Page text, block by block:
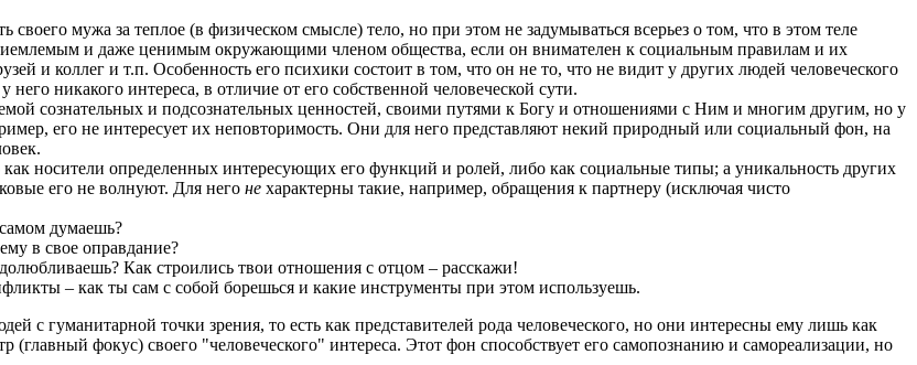
мужа за теплое (в физическом смысле) тело, но при этом не задумываться всерьез о том, что в этом теле
и даже ценимым окружающими членом общества, если он внимателен к социальным правилам и их
и коллег и т.п. Особенность его психики состоит в том, что он не то, что не видит у других людей человеческого
никакого интереса, в отличие от его собственной человеческой сути.
сознательных и подсознательных ценностей, своими путями к Богу и отношениями с Ним и многим другим, но у
его не интересует их неповторимость. Они для него представляют некий природный или социальный фон, на
носители определенных интересующих его функций и ролей, либо как социальные типы; а уникальность других
его не волнуют. Для него не характерны такие, например, обращения к партнеру (исключая чисто
думаешь?
в свое оправдание?
Как строились твои отношения с отцом – расскажи!
– как ты сам с собой борешься и какие инструменты при этом используешь.
с гуманитарной точки зрения, то есть как представителей рода человеческого, но они интересны ему лишь как
фокус) своего "человеческого" интереса. Этот фон способствует его самопознанию и самореализации, но